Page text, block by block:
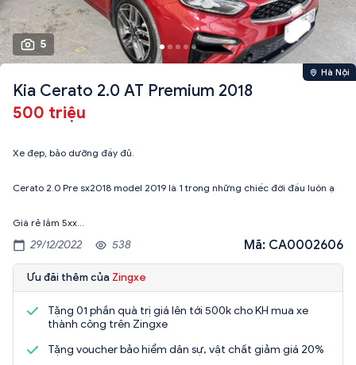
5
Hà Nội
Kia Cerato 2.0 AT Premium 2018
500 triệu
Xe đẹp, bảo dưỡng đầy đủ.
Cerato 2.0 Pre sx2018 model 2019 là 1 trong những chiếc đời đầu luôn ạ
29/12/2022 538 Mã: CA0002606
Ưu đãi thêm của Zingxe
Tặng 01 phần quà trị giá lên tới 500k cho KH mua xe
thành công trên Zingxe
Tặng voucher bảo hiểm dân sự, vật chất giảm giá 20%